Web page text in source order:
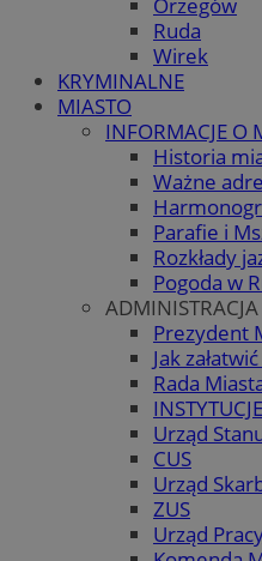
Ruda
Wirek
KRYMINALNE
MIASTO
INFORMACJE O
Historia
Ważne
Parafie i
Rozkłady
Pogoda w
ADMINISTRACJA
Prezydent
Jak
Rada
INSTYTUCJE
Urząd
CUS
Urząd
ZUS
Urząd